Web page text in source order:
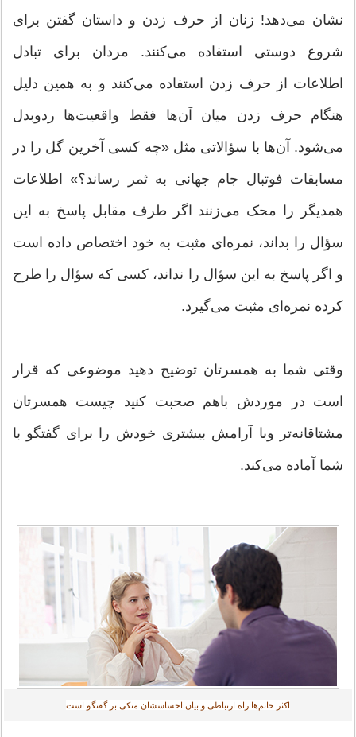
نشان می‌دهد! زنان از حرف زدن و داستان گفتن برای
شروع دوستی استفاده می‌کنند. مردان برای تبادل
اطلاعات از حرف زدن استفاده می‌کنند و به همین دلیل
هنگام حرف زدن میان آن‌ها فقط واقعیت‌ها ردوبدل
می‌شود. آن‌ها با سؤالاتی مثل «چه کسی آخرین گل را در
مسابقات فوتبال جام جهانی به ثمر رساند؟» اطلاعات
همدیگر را محک می‌زنند اگر طرف مقابل پاسخ به این
سؤال را بداند، نمره‌ای مثبت به خود اختصاص داده است
و اگر پاسخ به این سؤال را نداند، کسی که سؤال را طرح
کرده نمره‌ای مثبت می‌گیرد.
وقتی شما به همسرتان توضیح دهید موضوعی که قرار
است در موردش باهم صحبت کنید چیست همسرتان
مشتاقانه‌تر وبا آرامش بیشتری خودش را برای گفتگو با
شما آماده می‌کند.
اکثر خانم‌ها راه ارتباطی و بیان احساسشان متکی بر گفتگو است